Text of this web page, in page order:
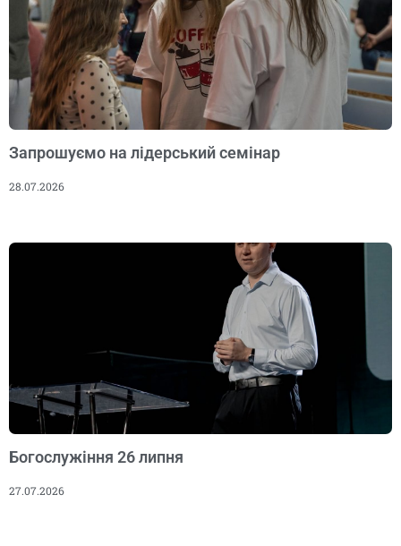
Запрошуємо на лідерський семінар
28.07.2026
Богослужіння 26 липня
27.07.2026